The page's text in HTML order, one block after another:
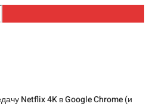
Netflix 4K в Google Chrome (и